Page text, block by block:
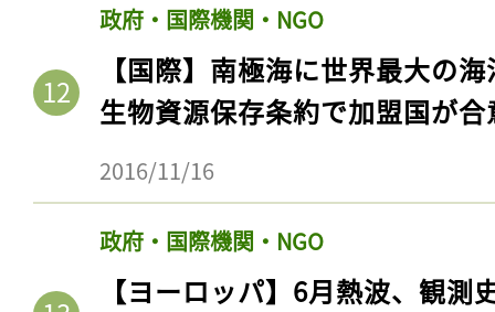
政府・国際機関・NGO
【国際】南極海に世界最大の
生物資源保存条約で加盟国が合
2016/11/16
政府・国際機関・NGO
【ヨーロッパ】6月熱波、観